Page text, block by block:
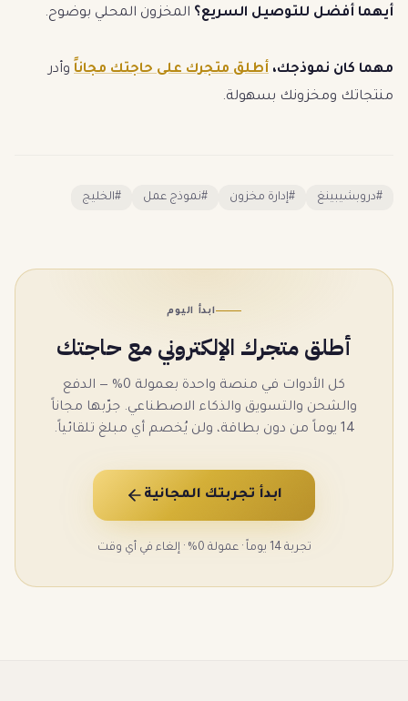
أيهما أفضل للتوصيل السريع؟ المخزون المحلي بوضوح.
مهما كان نموذجك، أطلق متجرك على حاجتك مجاناً وأدر
منتجاتك ومخزونك بسهولة.
#دروبشيبينغ #إدارة مخزون #نموذج عمل #الخليج
ابدأ اليوم
أطلق متجرك الإلكتروني مع حاجتك
كل الأدوات في منصة واحدة بعمولة 0% — الدفع
والشحن والتسويق والذكاء الاصطناعي. جرّبها مجاناً
14 يوماً من دون بطاقة، ولن يُخصم أي مبلغ تلقائياً.
ابدأ تجربتك المجانية
تجربة 14 يوماً · عمولة 0% · إلغاء في أي وقت